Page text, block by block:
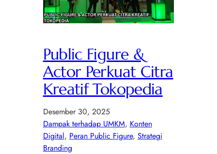
Public Figure &
Actor Perkuat Citra
Kreatif Tokopedia
Desember 30, 2025
Dampak terhadap UMKM, Konten
Digital, Peran Public Figure, Strategi
Branding